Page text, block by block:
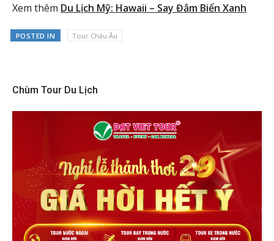
Xem thêm Du Lịch Mỹ: Hawaii – Say Đắm Biển Xanh
POSTED IN Tour Châu Âu
Chùm Tour Du Lịch